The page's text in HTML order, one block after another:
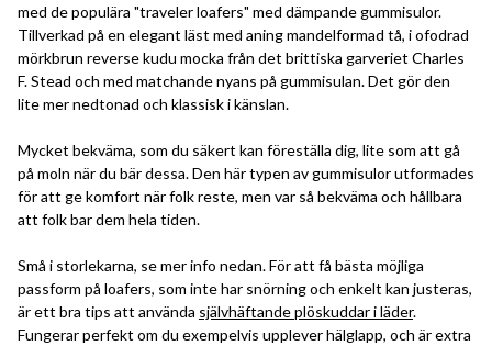
med de populära "traveler loafers" med dämpande gummisulor.
Tillverkad på en elegant läst med aning mandelformad tå, i ofodrad
mörkbrun reverse kudu mocka från det brittiska garveriet Charles
F. Stead och med matchande nyans på gummisulan. Det gör den
lite mer nedtonad och klassisk i känslan.
Mycket bekväma, som du säkert kan föreställa dig, lite som att gå
på moln när du bär dessa. Den här typen av gummisulor utformades
för att ge komfort när folk reste, men var så bekväma och hållbara
att folk bar dem hela tiden.
Små i storlekarna, se mer info nedan. För att få bästa möjliga
passform på loafers, som inte har snörning och enkelt kan justeras,
är ett bra tips att använda självhäftande plöskuddar i läder.
Fungerar perfekt om du exempelvis upplever hälglapp, och är extra